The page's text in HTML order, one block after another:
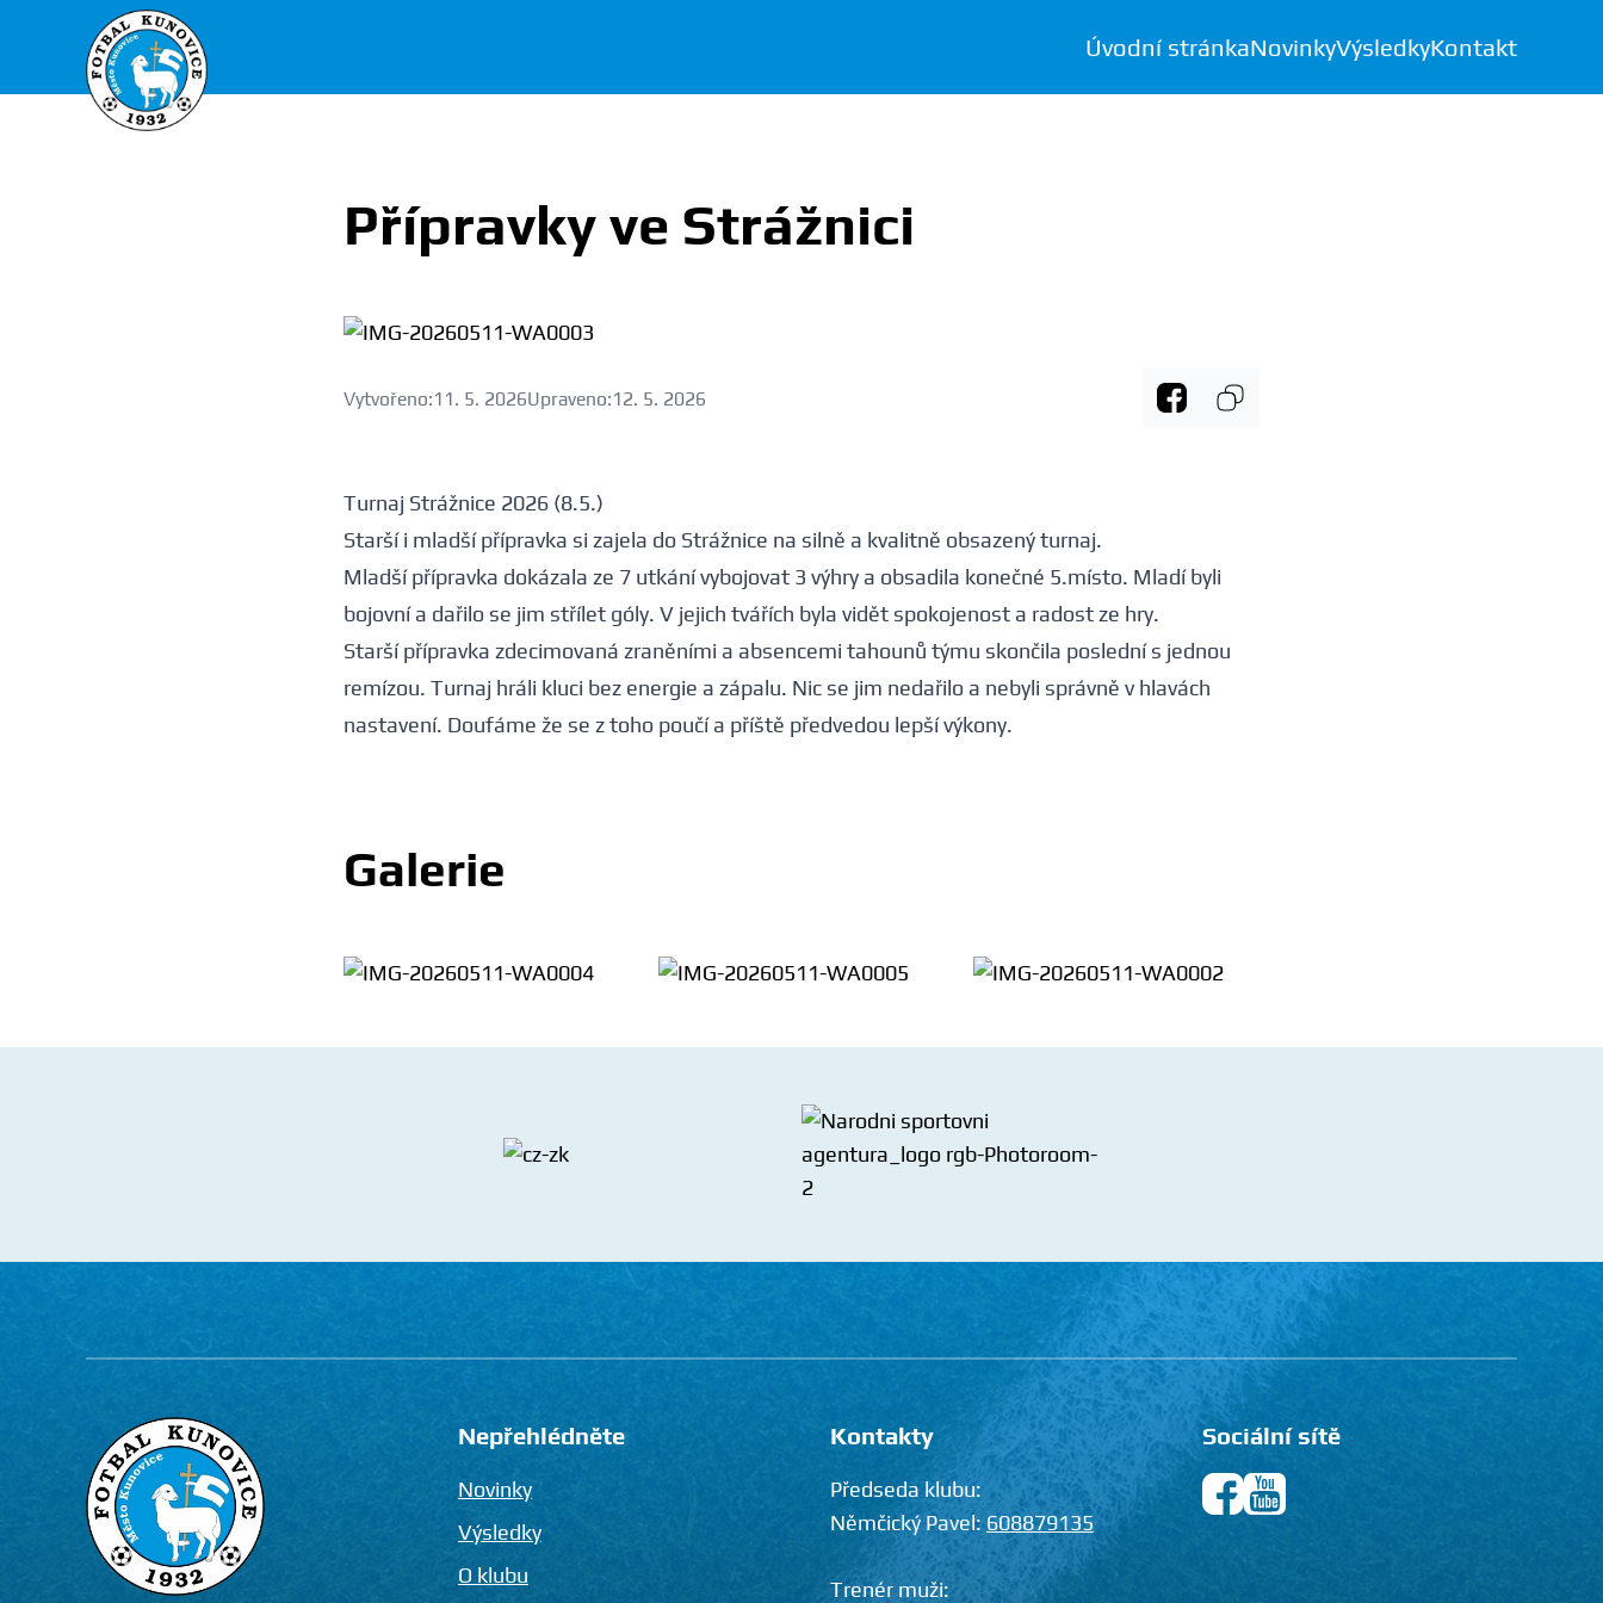
FK Kunovice
Úvodní stránkaNovinkyVýsledkyKontakt
Přípravky ve Strážnici
Vytvořeno:11. 5. 2026Upraveno:12. 5. 2026
Turnaj Strážnice 2026 (8.5.)
Starší i mladší přípravka si zajela do Strážnice na silně a kvalitně obsazený turnaj.
Mladší přípravka dokázala ze 7 utkání vybojovat 3 výhry a obsadila konečné 5.místo. Mladí byli
bojovní a dařilo se jim střílet góly. V jejich tvářích byla vidět spokojenost a radost ze hry.
Starší přípravka zdecimovaná zraněními a absencemi tahounů týmu skončila poslední s jednou
remízou. Turnaj hráli kluci bez energie a zápalu. Nic se jim nedařilo a nebyli správně v hlavách
nastavení. Doufáme že se z toho poučí a příště předvedou lepší výkony.
Galerie
Nepřehlédněte
Novinky
Výsledky
O klubu
Kontakty
Předseda klubu:
Němčický Pavel: 608879135
Trenér muži:
Sociální sítě